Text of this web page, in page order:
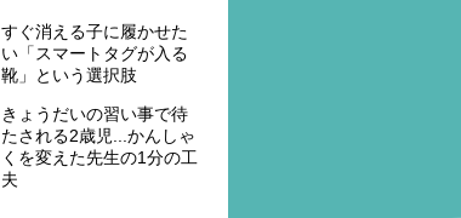
すぐ消える子に履かせた
い「スマートタグが入る
靴」という選択肢
きょうだいの習い事で待
たされる2歳児...かんしゃ
くを変えた先生の1分の工
夫